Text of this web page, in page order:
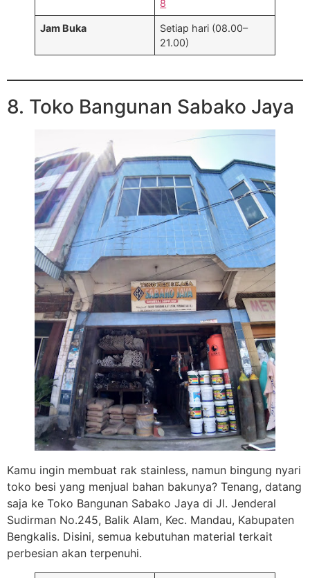
8
Jam Buka
Setiap hari (08.00–
21.00)
8. Toko Bangunan Sabako Jaya
Kamu ingin membuat rak stainless, namun bingung nyari
toko besi yang menjual bahan bakunya? Tenang, datang
saja ke Toko Bangunan Sabako Jaya di Jl. Jenderal
Sudirman No.245, Balik Alam, Kec. Mandau, Kabupaten
Bengkalis. Disini, semua kebutuhan material terkait
perbesian akan terpenuhi.